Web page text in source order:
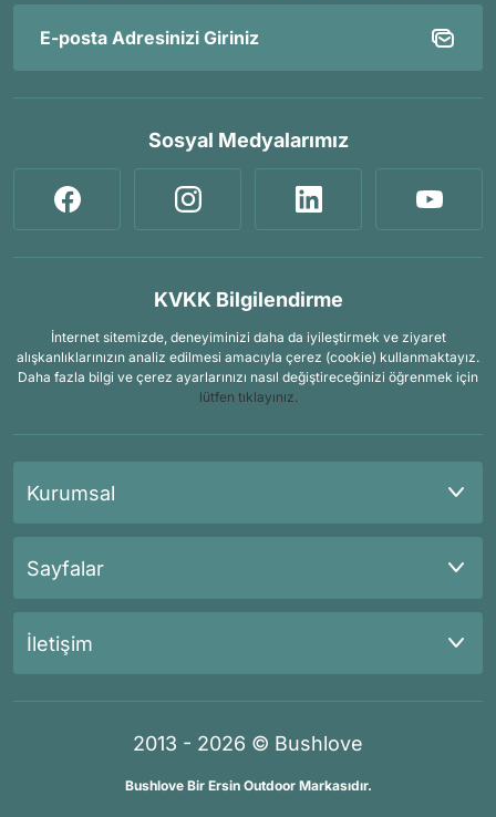
Sosyal Medyalarımız
KVKK Bilgilendirme
İnternet sitemizde, deneyiminizi daha da iyileştirmek ve ziyaret
alışkanlıklarınızın analiz edilmesi amacıyla çerez (cookie) kullanmaktayız.
Daha fazla bilgi ve çerez ayarlarınızı nasıl değiştireceğinizi öğrenmek için
lütfen tıklayınız.
Kurumsal
Sayfalar
İletişim
2013 - 2026 © Bushlove
Bushlove Bir Ersin Outdoor Markasıdır.